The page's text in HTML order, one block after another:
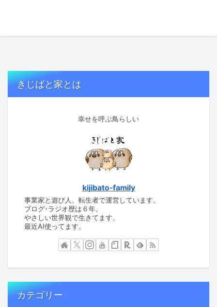
きじばと家とは
幸せを呼ぶ鳥らしい
kijibato-family
事業家と遊び人、転生者で運営しています。
ブログ･ラジオ歴は６年。
やさしい世界観で生きてます。
最近AI使ってます。
カテゴリー